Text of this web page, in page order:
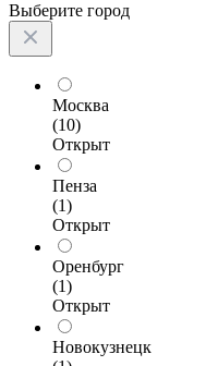
Выберите город
Москва
(10)
Открыт
Пенза
(1)
Открыт
Оренбург
(1)
Открыт
Новокузнецк